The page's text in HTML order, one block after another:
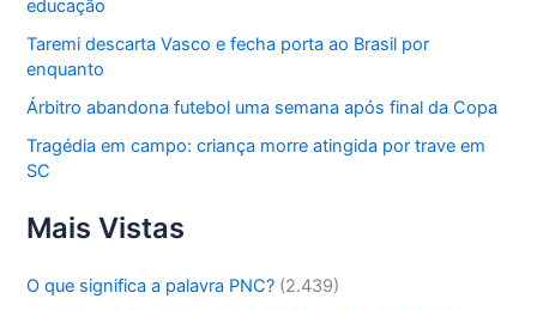
educação
Taremi descarta Vasco e fecha porta ao Brasil por
enquanto
Árbitro abandona futebol uma semana após final da Copa
Tragédia em campo: criança morre atingida por trave em
SC
Mais Vistas
O que significa a palavra PNC? (2.439)